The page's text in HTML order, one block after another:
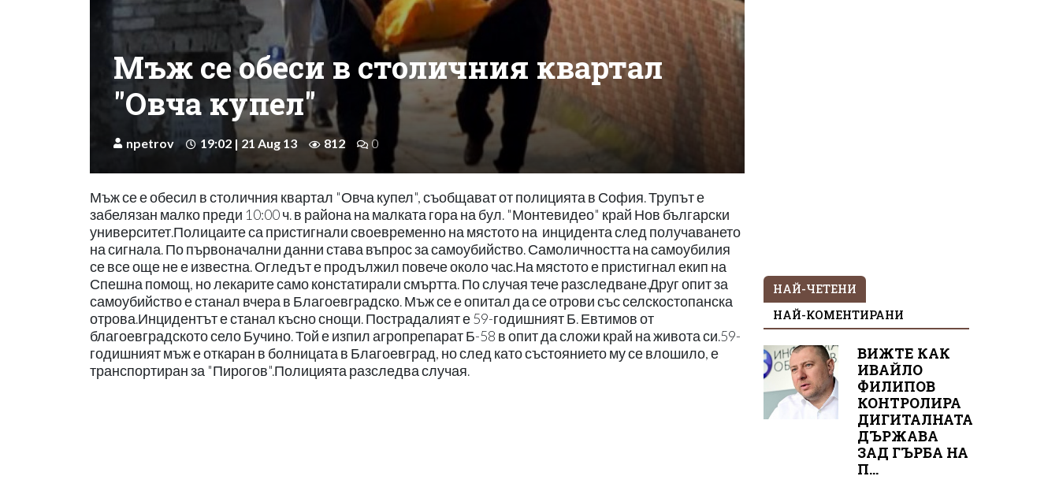
Мъж се обеси в столичния квартал
"Овча купел"
npetrov 19:02 | 21 Aug 13 812 0
Мъж се е обесил в столичния квартал "Овча купел", съобщават от полицията в София. Трупът е
забелязан малко преди 10:00 ч. в района на малката гора на бул. "Монтевидео" край Нов български
университет.Полицаите са пристигнали своевременно на мястото на инцидента след получаването
на сигнала. По първоначални данни става въпрос за самоубийство. Самоличността на самоубилия
се все още не е известна. Огледът е продължил повече около час.На мястото е пристигнал екип на
Спешна помощ, но лекарите само констатирали смъртта. По случая тече разследване.Друг опит за
самоубийство е станал вчера в Благоевградско. Мъж се е опитал да се отрови със селскостопанска
отрова.Инцидентът е станал късно снощи. Пострадалият е 59-годишният Б. Евтимов от
благоевградското село Бучино. Той е изпил агропрепарат Б-58 в опит да сложи край на живота си.59-
годишният мъж е откаран в болницата в Благоевград, но след като състоянието му се влошило, е
транспортиран за "Пирогов".Полицията разследва случая.
НАЙ-ЧЕТЕНИ
НАЙ-КОМЕНТИРАНИ
ВИЖТЕ КАК
ИВАЙЛО
ФИЛИПОВ
КОНТРОЛИРА
ДИГИТАЛНАТА
ДЪРЖАВА
ЗАД ГЪРБА НА
П...